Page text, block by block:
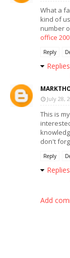
What a
kind of
number
office
Reply
Replies
July 28,
This is
don't
Reply
Replies
Add